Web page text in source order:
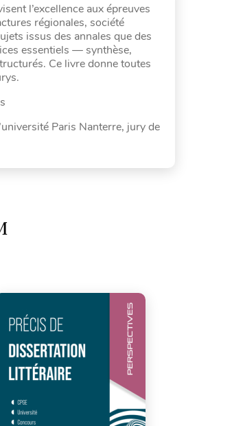
l’excellence aux épreuves
régionales, société
issus des annales que des
essentiels — synthèse,
Ce livre donne toutes
Paris Nanterre, jury de